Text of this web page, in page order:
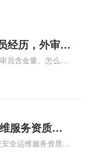
经历，外审员
员含金量、怎么才
的外审员、我
服务资质二
安全运维服
全运维服务资质认
运维服务资质的费